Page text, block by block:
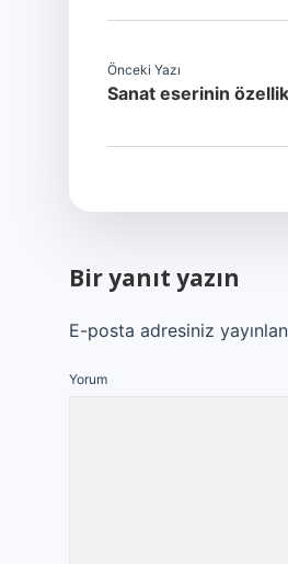
Önceki Yazı
Sanat eserinin
Bir yanıt yazın
E-posta adresiniz
Yorum